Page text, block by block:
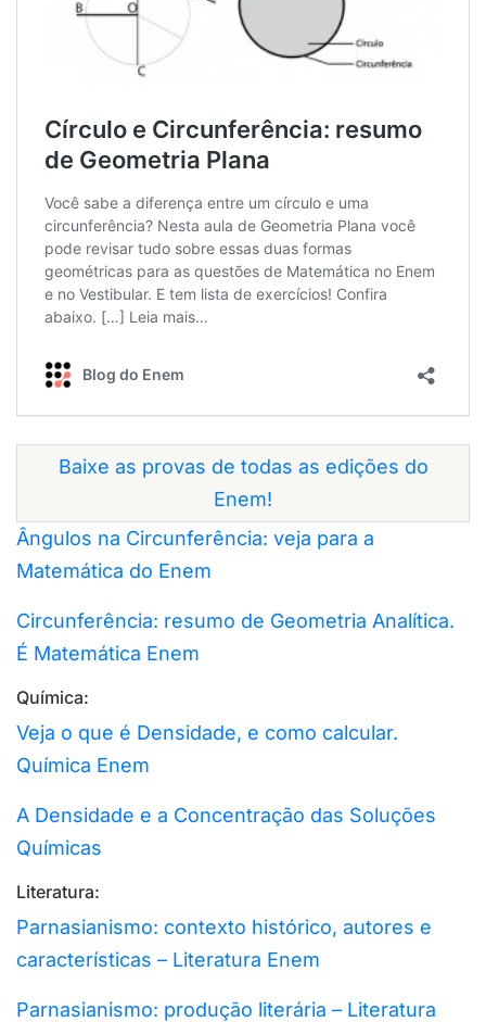
Baixe as provas de todas as edições do
Enem!
Ângulos na Circunferência: veja para a
Matemática do Enem
Circunferência: resumo de Geometria Analítica.
É Matemática Enem
Química:
Veja o que é Densidade, e como calcular.
Química Enem
A Densidade e a Concentração das Soluções
Químicas
Literatura:
Parnasianismo: contexto histórico, autores e
características – Literatura Enem
Parnasianismo: produção literária – Literatura